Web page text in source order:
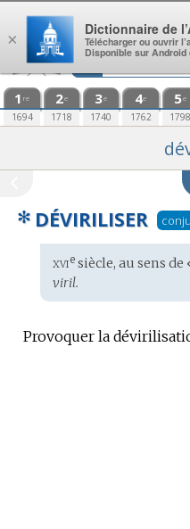
Aller au contenu
1 re
1694
2e
1718
3e
1740
4e
1762
5e
1798
✻ DÉVIRILISER
Étymologie
:
xviesiècle, au sens de
viril.
Provoquer la
×
Dictionnaire de
Télécharger ou ouvrir
Disponible sur Android